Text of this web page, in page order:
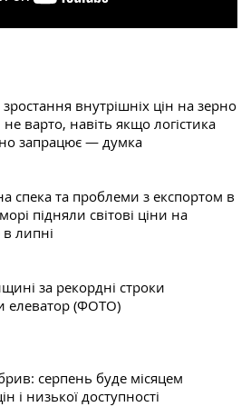
зростання внутрішніх цін на зерно
не варто, навіть якщо логістика
запрацює — думка
спека та проблеми з експортом в
підняли світові ціни на
липні
за рекордні строки
елеватор (ФОТО)
серпень буде місяцем
і низької доступності